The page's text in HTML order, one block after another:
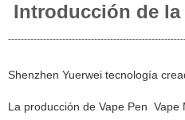
Introducción de la
Shenzhen Yuerwei tecnología
La producción de Vape Pen Vape